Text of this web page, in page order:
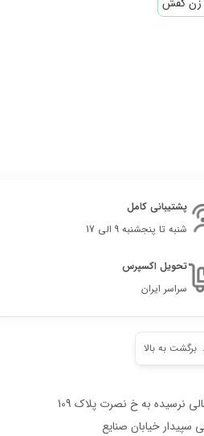
پشتیبانی کامل
شنبه تا پنجشنبه 9 الی 17
تحویل اکسپرس
سراسر ایران
برگشت به بالا
نرسیده به خ نصرت پلاک 109
سپیدار خیابان صنایع